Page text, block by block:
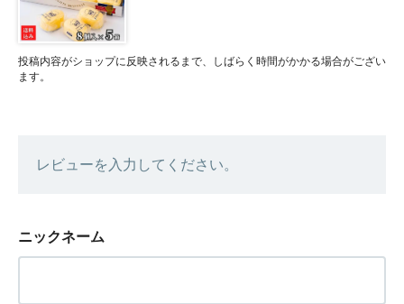
投稿内容がショップに反映されるまで、しばらく時間がかかる場合がござい
ます。
レビューを入力してください。
ニックネーム